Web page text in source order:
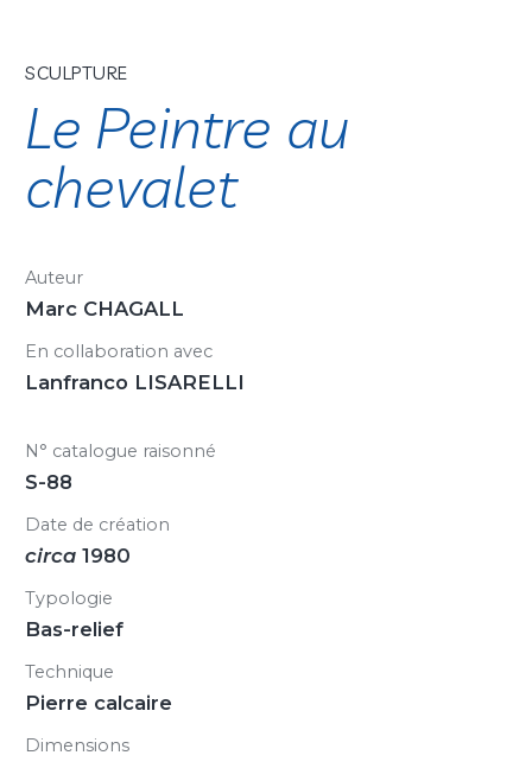
SCULPTURE
Le Peintre au
chevalet
Auteur
Marc CHAGALL
En collaboration avec
Lanfranco LISARELLI
N° catalogue raisonné
S-88
Date de création
circa 1980
Typologie
Bas-relief
Technique
Pierre calcaire
Dimensions